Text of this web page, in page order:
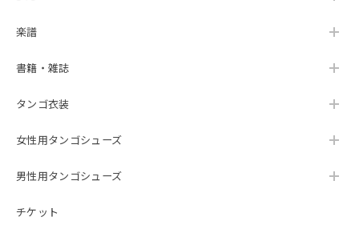
楽譜
書籍・雑誌
タンゴ衣装
女性用タンゴシューズ
男性用タンゴシューズ
チケット